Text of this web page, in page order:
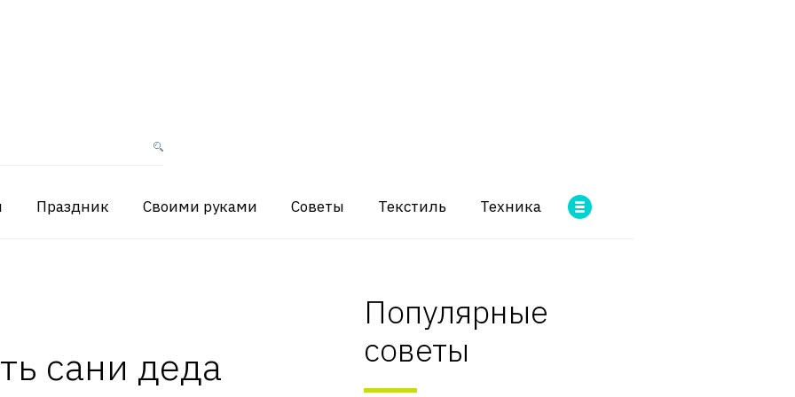
Праздник Своими руками Советы Текстиль Техника
сани деда
Популярные
советы